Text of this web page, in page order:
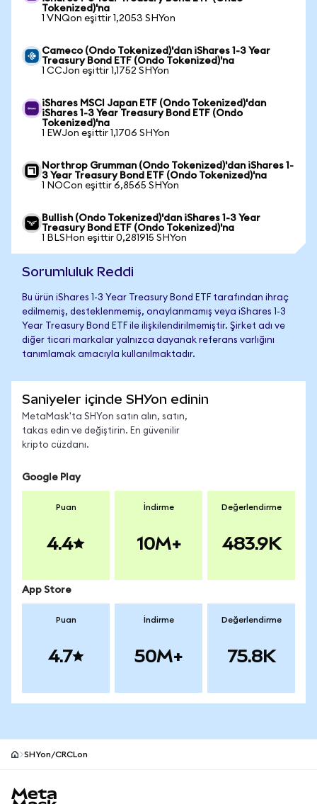
Tokenized)'na
1 VNQon eşittir 1,2053 SHYon
Cameco (Ondo Tokenized)'dan iShares 1-3 Year
Treasury Bond ETF (Ondo Tokenized)'na
1 CCJon eşittir 1,1752 SHYon
iShares MSCI Japan ETF (Ondo Tokenized)'dan
iShares 1-3 Year Treasury Bond ETF (Ondo
Tokenized)'na
1 EWJon eşittir 1,1706 SHYon
Northrop Grumman (Ondo Tokenized)'dan iShares 1-
3 Year Treasury Bond ETF (Ondo Tokenized)'na
1 NOCon eşittir 6,8565 SHYon
Bullish (Ondo Tokenized)'dan iShares 1-3 Year
Treasury Bond ETF (Ondo Tokenized)'na
1 BLSHon eşittir 0,281915 SHYon
Sorumluluk Reddi
Bu ürün iShares 1-3 Year Treasury Bond ETF tarafından ihraç
edilmemiş, desteklenmemiş, onaylanmamış veya iShares 1-3
Year Treasury Bond ETF ile ilişkilendirilmemiştir. Şirket adı ve
diğer ticari markalar yalnızca dayanak referans varlığını
tanımlamak amacıyla kullanılmaktadır.
Saniyeler içinde SHYon edinin
MetaMask'ta SHYon satın alın, satın,
takas edin ve değiştirin. En güvenilir
kripto cüzdanı.
Google Play
Puan
4.4
İndirme
10M+
Değerlendirme
483.9K
App Store
Puan
4.7
İndirme
50M+
Değerlendirme
75.8K
SHYon/CRCLon